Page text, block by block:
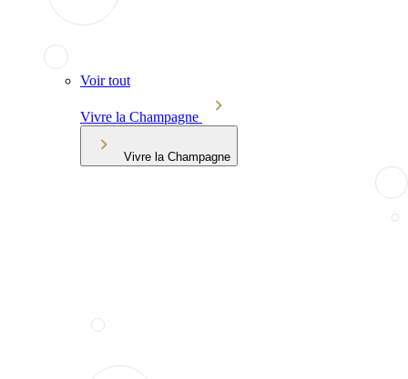
Voir tout
Vivre la Champagne
Vivre la Champagne